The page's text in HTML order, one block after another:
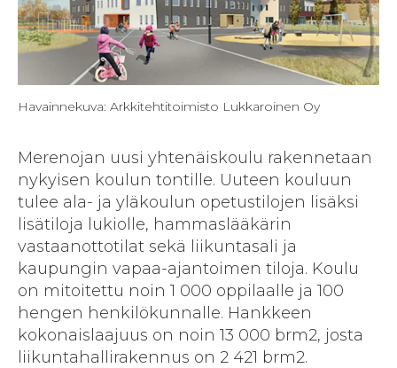
Havainnekuva: Arkkitehtitoimisto Lukkaroinen Oy
Merenojan uusi yhtenäiskoulu rakennetaan
nykyisen koulun tontille. Uuteen kouluun
tulee ala- ja yläkoulun opetustilojen lisäksi
lisätiloja lukiolle, hammaslääkärin
vastaanottotilat sekä liikuntasali ja
kaupungin vapaa-ajantoimen tiloja. Koulu
on mitoitettu noin 1 000 oppilaalle ja 100
hengen henkilökunnalle. Hankkeen
kokonaislaajuus on noin 13 000 brm2, josta
liikuntahallirakennus on 2 421 brm2.